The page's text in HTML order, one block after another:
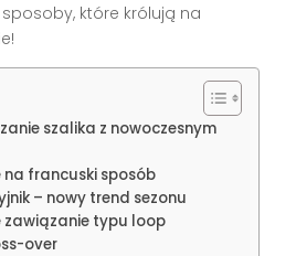
które królują na
szalika z nowoczesnym
na francuski sposób
– nowy trend sezonu
zawiązanie typu loop
over